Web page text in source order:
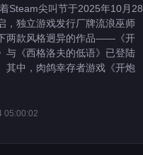
Steam尖叫节于2025年10月28
，独立游戏发行厂牌流浪巫师
两款风格迥异的作品——《开
与《西格洛夫的低语》已登陆
其中，肉鸽幸存者游戏《开炮
05:00:02